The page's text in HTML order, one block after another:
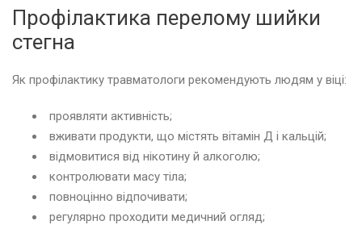
Профілактика перелому шийки
стегна
Як профілактику травматологи рекомендують людям у віці:
проявляти активність;
вживати продукти, що містять вітамін Д і кальцій;
відмовитися від нікотину й алкоголю;
контролювати масу тіла;
повноцінно відпочивати;
регулярно проходити медичний огляд;